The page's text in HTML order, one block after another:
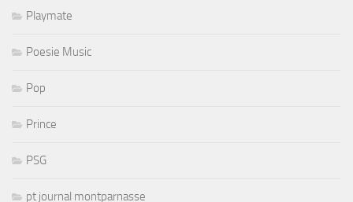
Playmate
Poesie Music
Pop
Prince
PSG
pt journal montparnasse